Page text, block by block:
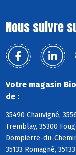
Nous suivre
Votre magasin
de :
35490 Chauvigné,
Tremblay, 35300
Dompierre-du-
35133 Romagné,